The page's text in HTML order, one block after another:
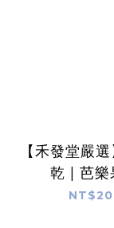
【禾發堂嚴
乾 | 芭